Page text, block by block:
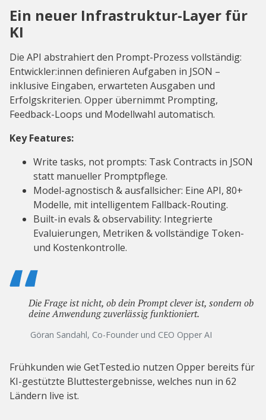
Ein neuer Infrastruktur-Layer für
KI
Die API abstrahiert den Prompt-Prozess vollständig:
Entwickler:innen definieren Aufgaben in JSON –
inklusive Eingaben, erwarteten Ausgaben und
Erfolgskriterien. Opper übernimmt Prompting,
Feedback-Loops und Modellwahl automatisch.
Key Features:
Write tasks, not prompts: Task Contracts in JSON
statt manueller Promptpflege.
Model-agnostisch & ausfallsicher: Eine API, 80+
Modelle, mit intelligentem Fallback-Routing.
Built-in evals & observability: Integrierte
Evaluierungen, Metriken & vollständige Token-
und Kostenkontrolle.
Die Frage ist nicht, ob dein Prompt clever ist, sondern ob
deine Anwendung zuverlässig funktioniert.
Göran Sandahl, Co-Founder und CEO Opper AI
Frühkunden wie GetTested.io nutzen Opper bereits für
KI-gestützte Bluttestergebnisse, welches nun in 62
Ländern live ist.